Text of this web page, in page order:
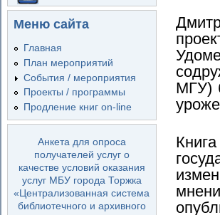
Меню сайта
Главная
План мероприятий
События / мероприятия
Проекты / программы
Продление книг on-line
Анкета для опроса
получателей услуг о
качестве условий оказания
услуг МБУ города Торжка
«Централизованная система
библиотечного и архивного
МГУ)